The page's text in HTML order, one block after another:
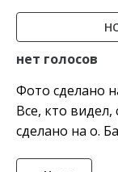
нет голосов
Фото сделано
Все, кто видел,
сделано на о.